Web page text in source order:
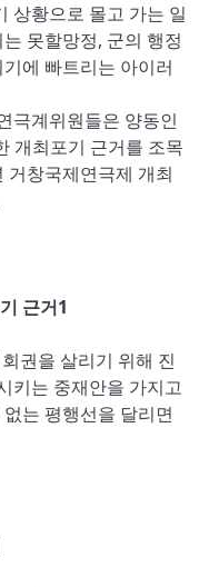
상황으로 몰고 가는 일
못할망정, 군의 행정
에 빠트리는 아이러
극계위원들은 양동인
개최포기 근거를 조목
거창국제연극제 개최
근거1
권을 살리기 위해 진
키는 중재안을 가지고
는 평행선을 달리면